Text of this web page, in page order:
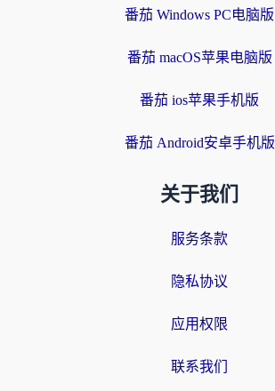
番茄 Windows PC电脑版
番茄 macOS苹果电脑版
番茄 ios苹果手机版
番茄 Android安卓手机版
关于我们
服务条款
隐私协议
应用权限
联系我们